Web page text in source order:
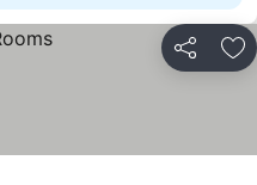
Distribuiți